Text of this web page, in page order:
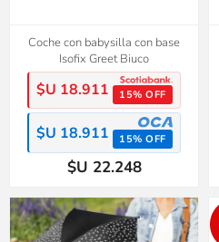
Coche con babysilla con base
Isofix Greet Biuco
$U 18.911 15% OFF
$U 18.911 15% OFF
$U 22.248